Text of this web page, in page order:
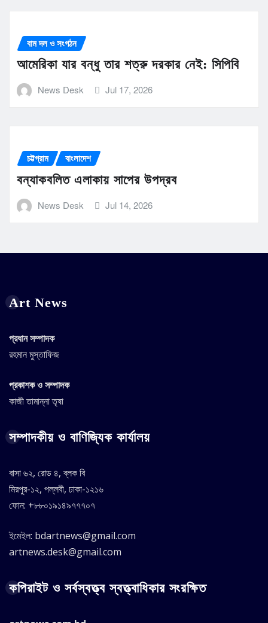
বাম দল ও সংগঠন
আমেরিকা যার বন্ধু তার শত্রু দরকার নেই: সিপিবি
News Desk Jul 17, 2026
চট্টগ্রাম বাংলাদেশ
বন্যাকবলিত এলাকায় সাপের উপদ্রব
News Desk Jul 14, 2026
Art News
প্রধান সম্পাদক
রহমান মুস্তাফিজ
প্রকাশক ও সম্পাদক
কাজী তামান্না তৃষা
সম্পাদকীয় ও বাণিজ্যিক কার্যালয়
বাসা ৬২, রোড ৪, ব্লক বি
মিরপুর-১২, পল্লবী, ঢাকা-১২১৬
ফোন: +৮৮০১৯১৪৯৭৭৭০৭
ইমেইল: bdartnews@gmail.com
artnews.desk@gmail.com
কপিরাইট ও সর্বস্বত্ত্ব স্বত্ত্বাধিকার সংরক্ষিত